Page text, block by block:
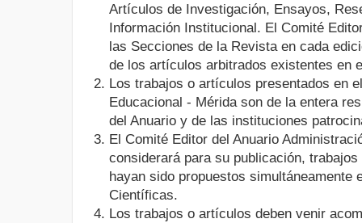
Artículos de Investigación, Ensayos,
Información Institucional. El Comité
las Secciones de la Revista en cada
de los artículos arbitrados existentes en
Los trabajos o artículos presentados en
Educacional - Mérida son de la entera
del Anuario y de las instituciones
El Comité Editor del Anuario
considerará para su publicación,
hayan sido propuestos simultáneamente
Científicas.
Los trabajos o artículos deben venir